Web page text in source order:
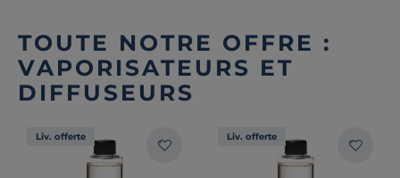
TOUTE NOTRE OFFRE :
VAPORISATEURS ET
DIFFUSEURS
Liv. offerte Liv. offerte